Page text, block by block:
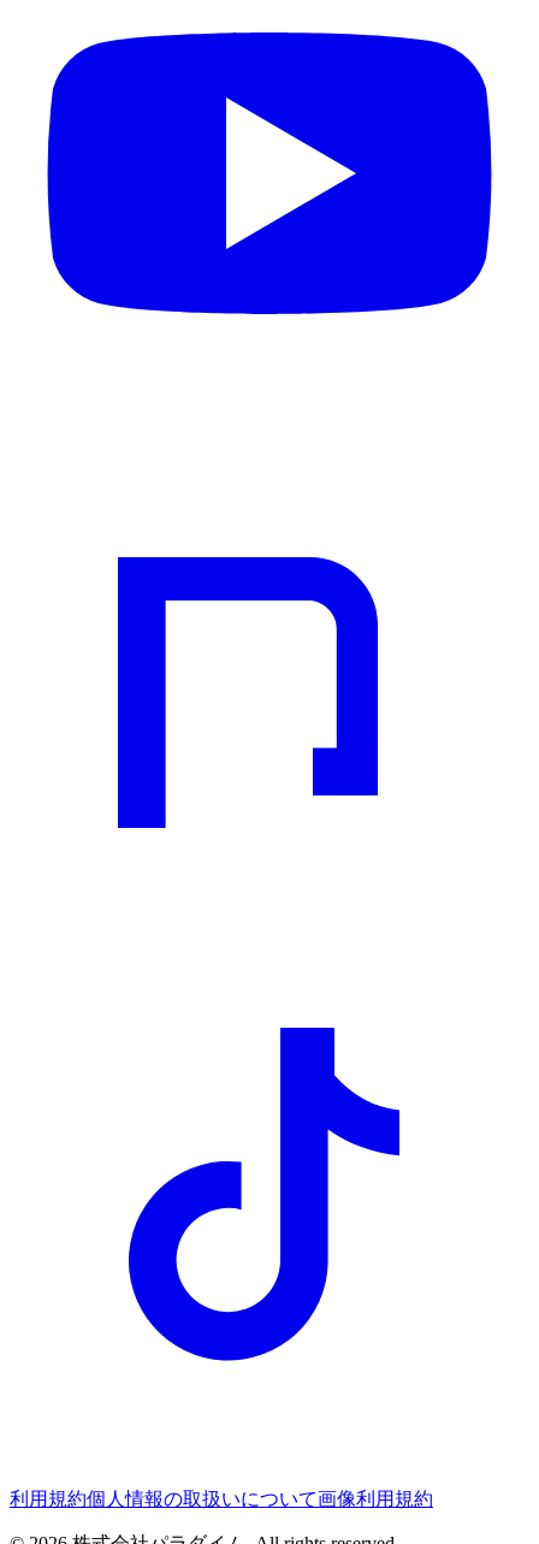
利用規約個人情報の取扱いについて画像利用規約